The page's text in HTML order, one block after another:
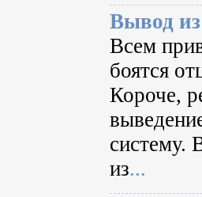
Вывод
Всем
боятся
Короче,
систему.
из...